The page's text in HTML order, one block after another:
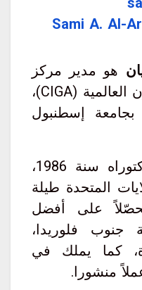
Sami A. Al-
هو مدير مركز
دراسات الإسلام والشؤون العالمية (CIGA)،
بجامعة إسطنبول
تحصّل على شهادة الدكتوراه سنة 1986،
المتحدة طيلة
على أفضل
جنوب فلوريدا،
كما يملك في
منشورا.